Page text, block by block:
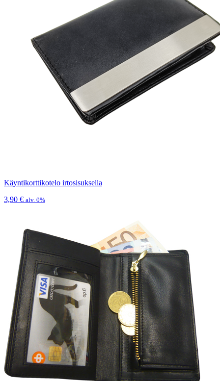
Käyntikorttikotelo irtosisuksella
3,90 € alv. 0%